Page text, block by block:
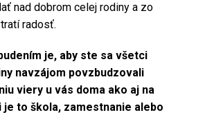
nad dobrom celej rodiny a zo
radosť.
je, aby ste sa všetci
navzájom povzbudzovali
viery u vás doma ako aj na
to škola, zamestnanie alebo